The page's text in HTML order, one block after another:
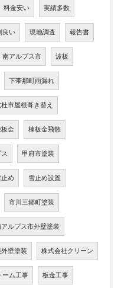
料金安い 実績多数
良い 現地調査 報告書
南アルプス市 波板
下帯那町雨漏れ
市屋根葺き替え
板金 棟板金飛散
甲府市塗装
止め 雪止め設置
市川三郷町塗装
アルプス市外壁塗装
壁塗装 株式会社クリーン
ーム工事 板金工事